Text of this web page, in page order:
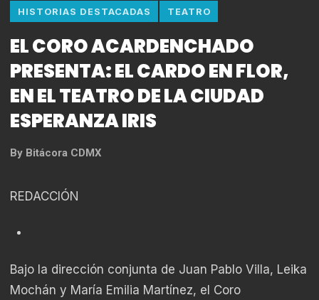
HISTORIAS DESTACADAS TEATRO
EL CORO ACARDENCHADO
PRESENTA: EL CARDO EN FLOR,
EN EL TEATRO DE LA CIUDAD
ESPERANZA IRIS
By Bitácora CDMX
REDACCIÓN
Bajo la dirección conjunta de Juan Pablo Villa, Leika
Mochán y María Emilia Martínez, el Coro